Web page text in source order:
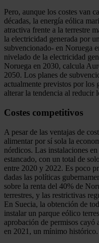
Pero, aunque los costes van
décadas, la energía eólica
atractiva frente a la terrestre
la electricidad generada por
subvencionado- en Noruega
nivelado de la electricidad
Noruega en 2030, calcula
2050. Los planes de
actualmente previstos por los
alterar la tendencia al reducir
Costes competitivos
A pesar de las ventajas de
alimentar por sí sola la
nórdicos. Las instalaciones
estancado, con un total de
entre 2020 y 2022. Es poco
dadas las políticas
sobre la renta del 40% de
terrestres, y las restrictivas
En Suecia, la obtención de
instalar un parque eólico
aprobación de permisos cayó
en 2021, un mínimo histórico.